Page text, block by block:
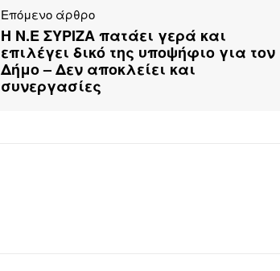
Επόμενο άρθρο
Η Ν.Ε ΣΥΡΙΖΑ πατάει γερά και
επιλέγει δικό της υποψήφιο για τον
Δήμο – Δεν αποκλείει και
συνεργασίες